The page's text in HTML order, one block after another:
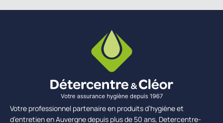
Votre professionnel partenaire en produits d’hygiène et
d’entretien en Auvergne depuis plus de 50 ans, Detercentre-